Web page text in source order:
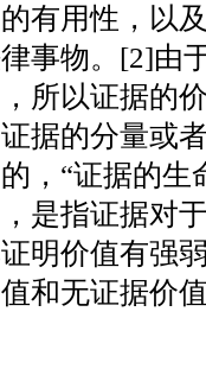
有用性，以
事物。[2]由
所以证据的
据的分量或
，“证据的
是指证据对
明价值有强
和无证据价